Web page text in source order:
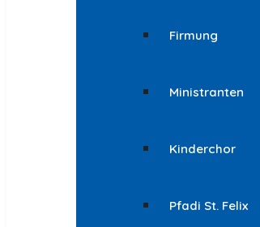
Firmung
Ministranten
Kinderchor
Pfadi St. Felix